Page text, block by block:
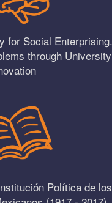
for Social Enterprising.
through University
Política de los